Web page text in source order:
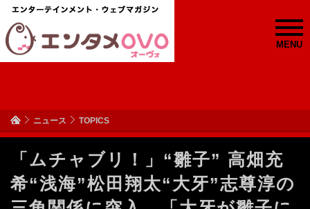
MENU
ニュース TOPICS
「ムチャブリ！」“雛子” 高畑充
希“浅海”松田翔太“大牙”志尊淳の